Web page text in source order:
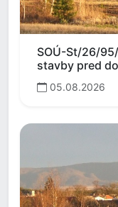
SOÚ-St/26/
stavby pred
05.08.2026